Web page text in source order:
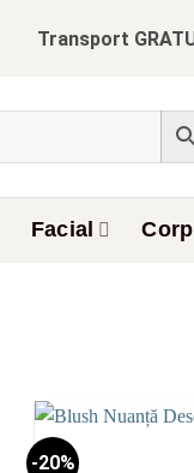
Transport
Facial
-20%